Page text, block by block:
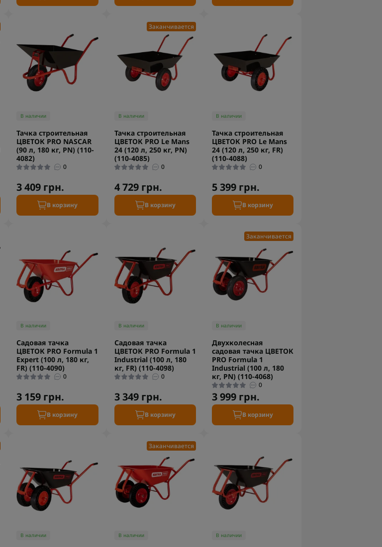
В наличии
Тачка строительная
ЦВЕТОК PRO NASCAR
(90 л, 180 кг, PN) (110-
4082)
0
3 409 грн.
В корзину
Заканчивается
В наличии
Тачка строительная
ЦВЕТОК PRO Le Mans
24 (120 л, 250 кг, PN)
(110-4085)
0
4 729 грн.
В корзину
В наличии
Тачка строительная
ЦВЕТОК PRO Le Mans
24 (120 л, 250 кг, FR)
(110-4088)
0
5 399 грн.
В корзину
В наличии
Садовая тачка
ЦВЕТОК PRO Formula 1
Expert (100 л, 180 кг,
FR) (110-4090)
0
3 159 грн.
В корзину
В наличии
Садовая тачка
ЦВЕТОК PRO Formula 1
Industrial (100 л, 180
кг, FR) (110-4098)
0
3 349 грн.
В корзину
Заканчивается
В наличии
Двухколесная
садовая тачка ЦВЕТОК
PRO Formula 1
Industrial (100 л, 180
кг, PN) (110-4068)
0
3 999 грн.
В корзину
В наличии
Заканчивается
В наличии В наличии